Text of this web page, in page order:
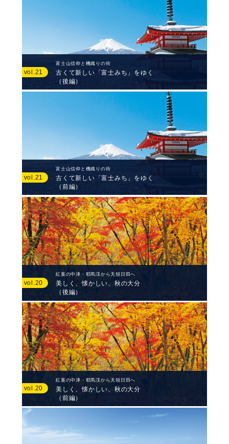
vol.21
富士山信仰と機織りの街
古くて新しい「富士みち」をゆく
（後編）
vol.21
富士山信仰と機織りの街
古くて新しい「富士みち」をゆく
（前編）
vol.20
紅葉の中津・耶馬渓から天領日田へ
美しく、懐かしい、秋の大分
（後編）
vol.20
紅葉の中津・耶馬渓から天領日田へ
美しく、懐かしい、秋の大分
（前編）